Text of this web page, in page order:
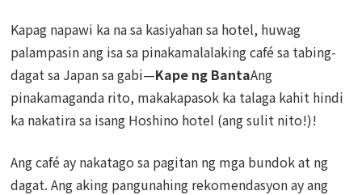
Kapag napawi ka na sa kasiyahan sa hotel, huwag
palampasin ang isa sa pinakamalalaking café sa tabing-
dagat sa Japan sa gabi—Kape ng BantaAng
pinakamaganda rito, makakapasok ka talaga kahit hindi
ka nakatira sa isang Hoshino hotel (ang sulit nito!)!
Ang café ay nakatago sa pagitan ng mga bundok at ng
dagat. Ang aking pangunahing rekomendasyon ay ang